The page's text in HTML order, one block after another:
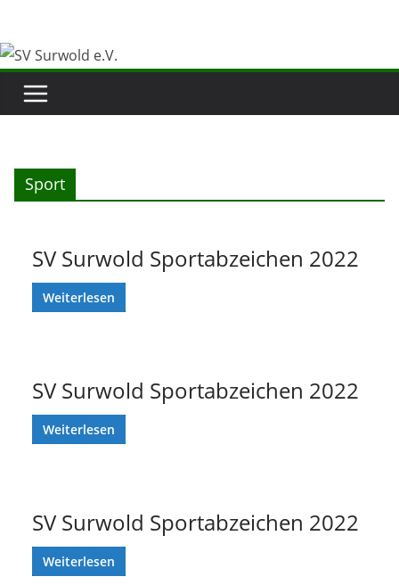
springen
Sport
SV Surwold Sportabzeichen 2022
Weiterlesen
SV Surwold Sportabzeichen 2022
Weiterlesen
SV Surwold Sportabzeichen 2022
Weiterlesen